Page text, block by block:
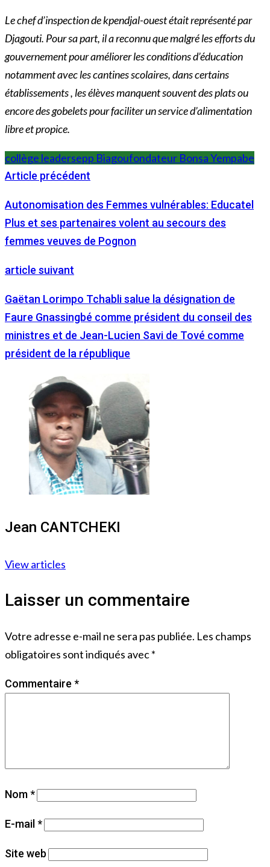
Le chef d’inspection de kpendjal-ouest était représenté par
Djagouti. Pour sa part, il a reconnu que malgré les efforts du
gouvernement pour améliorer les conditions d’éducation
notamment avec les cantines scolaires, dans certains
établissements , les élèves manquent souvent des plats ou
encore des gobelets pour faciliter un service d’alimentation
libre et propice.
collège leadersepp Biagoufondateur Bonsa Yempabe
Article précédent
Autonomisation des Femmes vulnérables: Educatel
Plus et ses partenaires volent au secours des
femmes veuves de Pognon
article suivant
Gaëtan Lorimpo Tchabli salue la désignation de
Faure Gnassingbé comme président du conseil des
ministres et de Jean-Lucien Savi de Tové comme
président de la république
Jean CANTCHEKI
View articles
Laisser un commentaire
Votre adresse e-mail ne sera pas publiée. Les champs
obligatoires sont indiqués avec*
Commentaire *
Nom*
E-mail*
Site web